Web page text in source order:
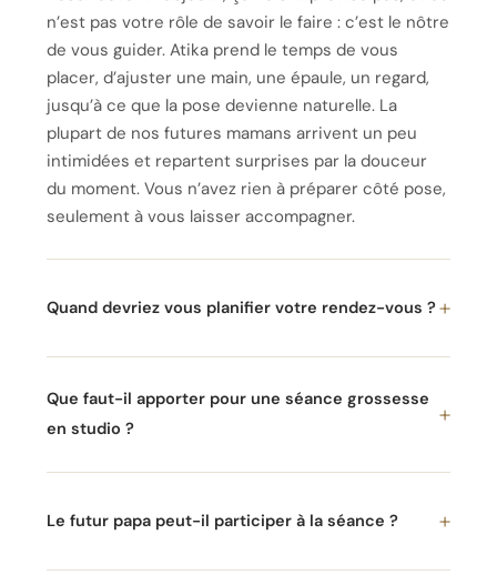
n’est pas votre rôle de savoir le faire : c’est le nôtre
de vous guider. Atika prend le temps de vous
placer, d’ajuster une main, une épaule, un regard,
jusqu’à ce que la pose devienne naturelle. La
plupart de nos futures mamans arrivent un peu
intimidées et repartent surprises par la douceur
du moment. Vous n’avez rien à préparer côté pose,
seulement à vous laisser accompagner.
Quand devriez vous planifier votre rendez-vous ?
Que faut-il apporter pour une séance grossesse
en studio ?
Le futur papa peut-il participer à la séance ?